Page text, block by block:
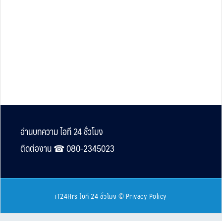
Footer
อ่านบทความ ไอที 24 ชั่วโมง
ติดต่องาน ☎︎ 080-2345023
iT24Hrs ไอที 24 ชั่วโมง © Privacy Policy